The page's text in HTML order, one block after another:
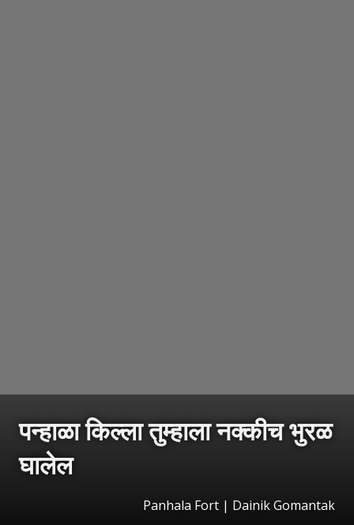
पन्हाळा किल्ला तुम्हाला नक्कीच भुरळ
घालेल
Panhala Fort | Dainik Gomantak